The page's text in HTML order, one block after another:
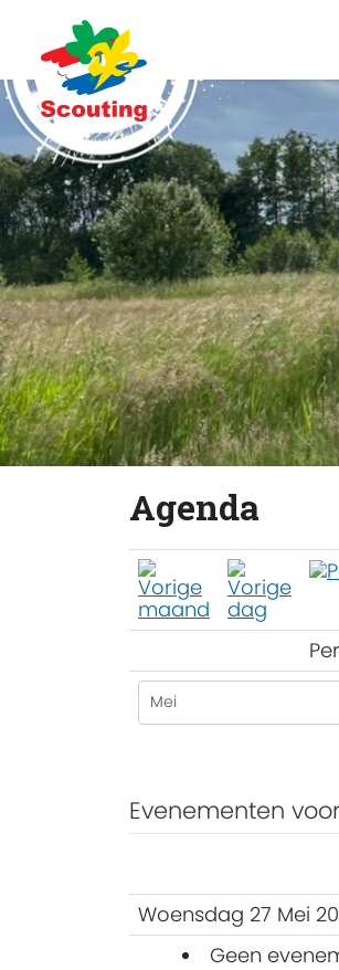
Agenda
Evenementen voor
Woensdag 27 Mei
Geen